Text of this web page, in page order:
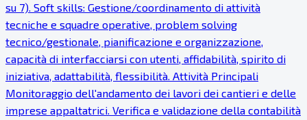
su 7). Soft skills: Gestione/coordinamento di attività
tecniche e squadre operative, problem solving
tecnico/gestionale, pianificazione e organizzazione,
capacità di interfacciarsi con utenti, affidabilità, spirito di
iniziativa, adattabilità, flessibilità. Attività Principali
Monitoraggio dell'andamento dei lavori dei cantieri e delle
imprese appaltatrici. Verifica e validazione della contabilità